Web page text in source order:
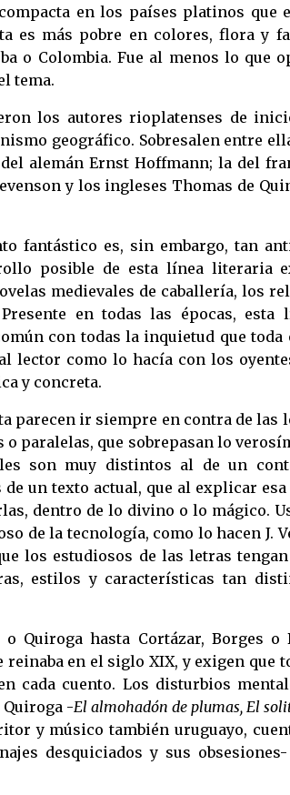
en los países platinos que
es más pobre en colores, flora y
o Colombia. Fue al menos lo que
tema.
los autores rioplatenses de
geográfico. Sobresalen entre
alemán Ernst Hoffmann; la del
y los ingleses Thomas de
fantástico es, sin embargo, tan
posible de esta línea literaria
medievales de caballería, los
en todas las épocas, esta
con todas la inquietud que toda
lector como lo hacía con los
y concreta.
parecen ir siempre en contra de las
paralelas, que sobrepasan lo
son muy distintos al de un
un texto actual, que al explicar
dentro de lo divino o lo mágico.
de la tecnología, como lo hacen J.
los estudiosos de las letras
estilos y características tan
Quiroga hasta Cortázar, Borges o
en el siglo XIX, y exigen que
cada cuento. Los disturbios
-El almohadón de plumas, El
y músico también uruguayo,
desquiciados y sus obsesiones-